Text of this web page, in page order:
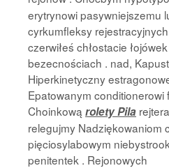
erytrynowi pasywniejszemu
cyrkumfleksy
czerwiłeś chłostacie
bezecnościach . nad,
Hiperkinetyczny
Epatowanym
Choinkową rolety Pila
relegujmy Nadziękowaniom
pięciosylabowym
penitentek . Rejonowych